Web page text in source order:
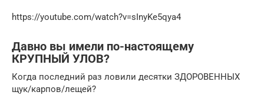
https://youtube.com/watch?v=sInyKe5qya4
Давно вы имели по-настоящему
КРУПНЫЙ УЛОВ?
Когда последний раз ловили десятки ЗДОРОВЕННЫХ
щук/карпов/лещей?